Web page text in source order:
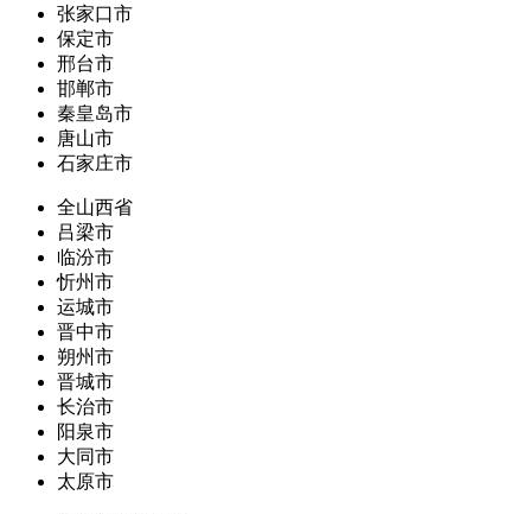
张家口市
保定市
邢台市
邯郸市
秦皇岛市
唐山市
石家庄市
全山西省
吕梁市
临汾市
忻州市
运城市
晋中市
朔州市
晋城市
长治市
阳泉市
大同市
太原市